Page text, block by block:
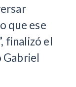
que ese
finalizó el